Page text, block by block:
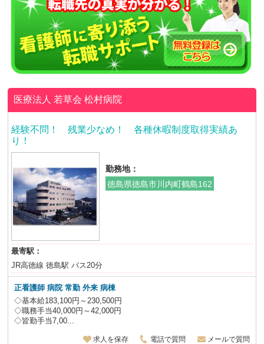
医療法人 若草会松村病院
経験不問！ 残業少なめ！ 各種休暇制度取得実績あ
り！
勤務地：
徳島県徳島市川内町鶴島162
最寄駅：
JR高徳線 徳島駅 バス20分
正看護師 病院 常勤 外来 病棟
◇基本給183,100円～230,500円
◇職務手当40,000円～42,000円
◇皆勤手当7,00...
求人を保存 電話で質問 メールで質問